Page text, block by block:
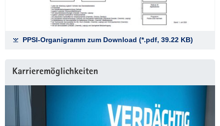
PPSI-Organigramm zum Download (*.pdf, 39.22 KB)
Karrieremöglichkeiten